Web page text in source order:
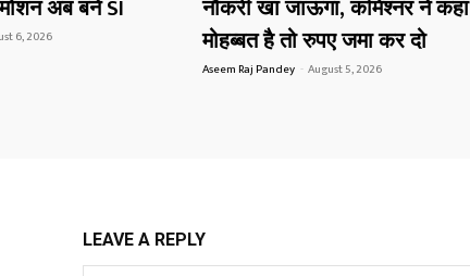
अब बने SI
6, 2026
नौकरी खा जाऊंगा, कमिश्नर ने कहा
मोहब्बत है तो रुपए जमा कर दो
Aseem Raj Pandey - August 5, 2026
LEAVE A REPLY